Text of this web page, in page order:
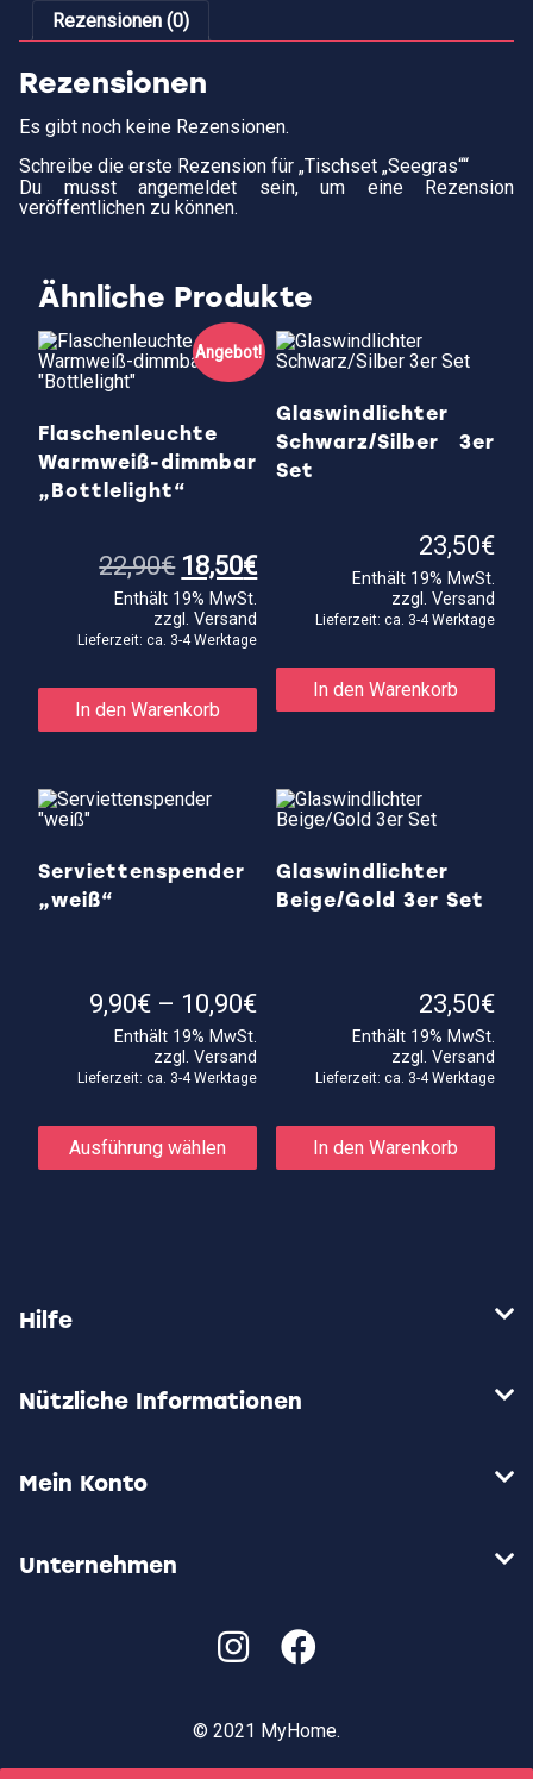
Rezensionen (0)
Rezensionen
Es gibt noch keine Rezensionen.
Schreibe die erste Rezension für „Tischset „Seegras““
Du musst angemeldet sein, um eine Rezension
veröffentlichen zu können.
Ähnliche Produkte
Angebot!
Flaschenleuchte
Warmweiß-dimmbar
„Bottlelight“
22,90€ Ursprünglicher
Preis
war:
22,90€
18,50€Aktueller
Preis
18,50€.
Enthält 19% MwSt.
zzgl.Versand
Lieferzeit: ca. 3-4 Werktage
In den Warenkorb
Glaswindlichter
Schwarz/Silber 3er
Set
23,50€
Enthält 19% MwSt.
zzgl. Versand
Lieferzeit: ca. 3-4 Werktage
In den Warenkorb
Serviettenspender
„weiß“
9,90€ – 10,90€Preisspanne:
9,90€
Enthält 19% MwSt.
zzgl.Versand
Lieferzeit: ca. 3-4 Werktage
Ausführung wählen
Produkt
mehrere
Glaswindlichter
Beige/Gold 3er Set
23,50€
Enthält 19% MwSt.
zzgl. Versand
Lieferzeit: ca. 3-4 Werktage
In den Warenkorb
Hilfe
Nützliche Informationen
Mein Konto
Unternehmen
© 2021 MyHome.